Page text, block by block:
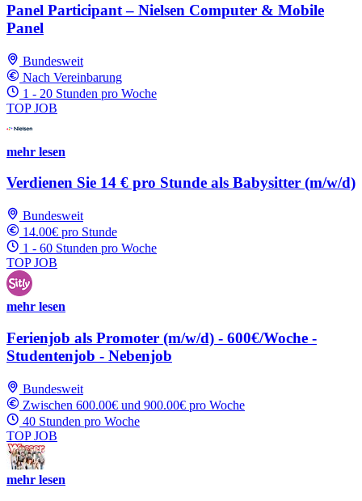
Panel Participant – Nielsen Computer & Mobile
Panel
Bundesweit
Nach Vereinbarung
1 - 20 Stunden pro Woche
TOP JOB
mehr lesen
Verdienen Sie 14 € pro Stunde als Babysitter (m/w/d)
Bundesweit
14.00€ pro Stunde
1 - 60 Stunden pro Woche
TOP JOB
mehr lesen
Ferienjob als Promoter (m/w/d) - 600€/Woche -
Studentenjob - Nebenjob
Bundesweit
Zwischen 600.00€ und 900.00€ pro Woche
40 Stunden pro Woche
TOP JOB
mehr lesen